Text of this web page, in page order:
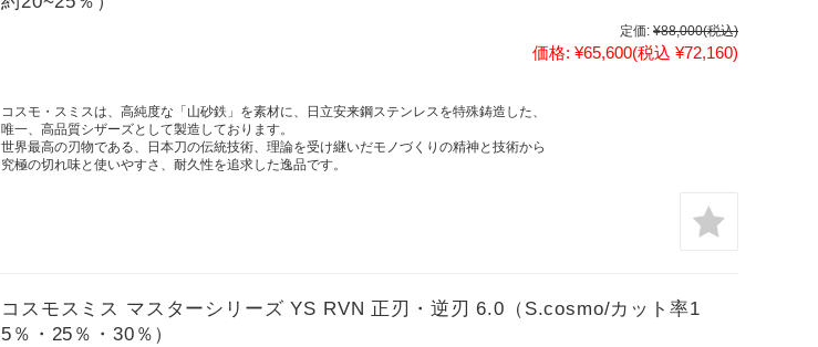
定価: ¥88,000(税込)
価格: ¥65,600(税込 ¥72,160)
コスモ・スミスは、高純度な「山砂鉄」を素材に、日立安来鋼ステンレスを特殊鋳造した、
唯一、高品質シザーズとして製造しております。
世界最高の刃物である、日本刀の伝統技術、理論を受け継いだモノづくりの精神と技術から
究極の切れ味と使いやすさ、耐久性を追求した逸品です。
コスモスミス マスターシリーズ YS RVN 正刃・逆刃 6.0（S.cosmo/カット率1
5％・25％・30％）